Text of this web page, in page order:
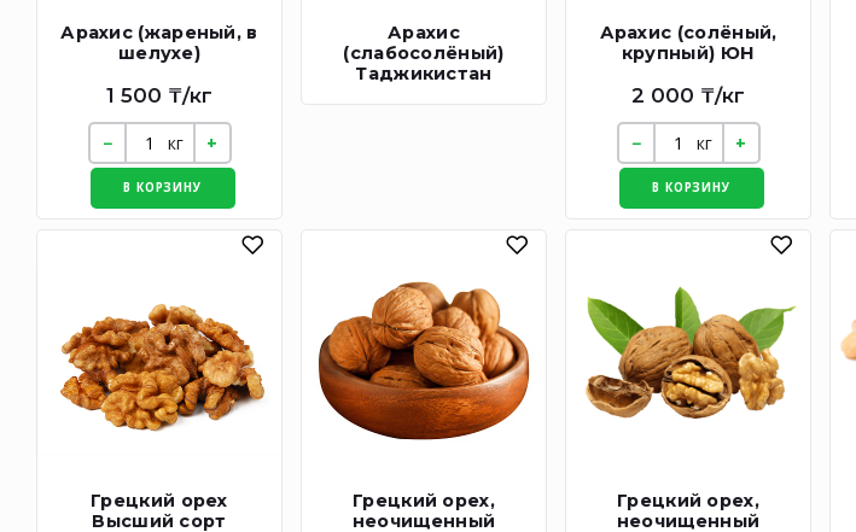
Арахис (жареный, в
шелухе)
1 500 ₸/кг
кг
В КОРЗИНУ
Арахис
(слабосолёный)
Таджикистан
Арахис (солёный,
крупный) ЮН
2 000 ₸/кг
кг
В КОРЗИНУ
Грецкий орех
Высший сорт
Грецкий орех,
неочищенный
Грецкий орех,
неочищенный